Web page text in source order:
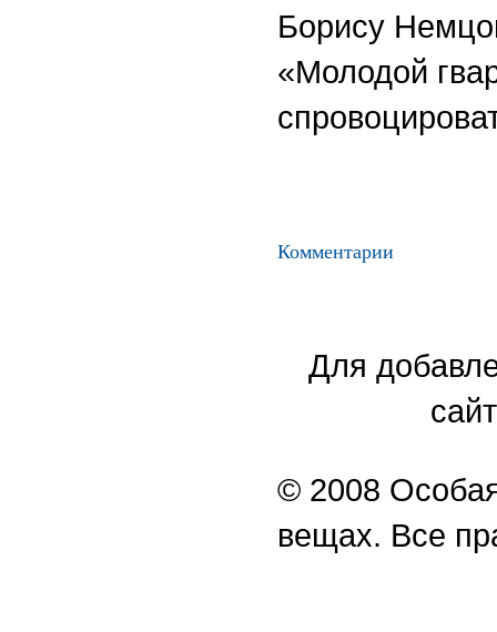
Борису
«Молодой
Комментарии
Для
© 2008
вещах. Все